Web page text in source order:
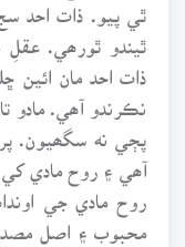
ٿي پيو. ذات احد
ٿيندو ٿورھي.
ذات احد مان
نڪرندو آھي. مادو
پڄي نه سگھيون.
آھي ۽ روح مادي کي
روح مادي جي
محبوب ۽ اصل مصدر